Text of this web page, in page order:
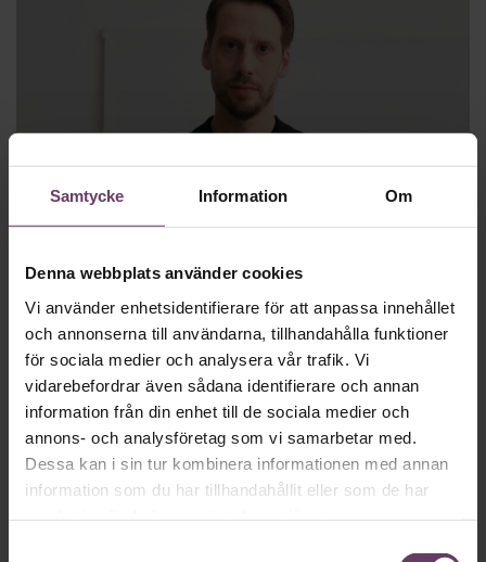
Samtycke Information Om
Denna webbplats använder cookies
Vi använder enhetsidentifierare för att anpassa innehållet
och annonserna till användarna, tillhandahålla funktioner
för sociala medier och analysera vår trafik. Vi
vidarebefordrar även sådana identifierare och annan
information från din enhet till de sociala medier och
annons- och analysföretag som vi samarbetar med.
Dessa kan i sin tur kombinera informationen med annan
information som du har tillhandahållit eller som de har
Cheftest
Cheftest: Daniel Ervér, vd H&M
Daniel Ervér, vd för H&M, ska få klädjätten att lyfta. Receptet
är ”back to basics”. Men första dagen på jobbet slutade på
minus 26 miljarder kronor.